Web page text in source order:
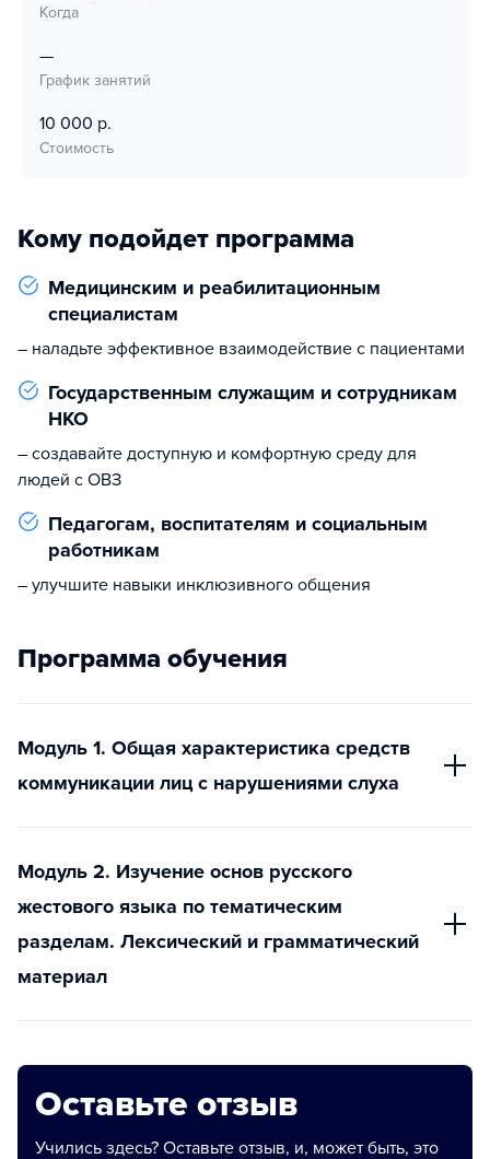
Когда
—
График занятий
10 000 р.
Стоимость
Кому подойдет программа
Медицинским и реабилитационным
специалистам
– наладьте эффективное взаимодействие с пациентами
Государственным служащим и сотрудникам
НКО
– создавайте доступную и комфортную среду для
людей с ОВЗ
Педагогам, воспитателям и социальным
работникам
– улучшите навыки инклюзивного общения
Программа обучения
Модуль 1. Общая характеристика средств
коммуникации лиц с нарушениями слуха
Модуль 2. Изучение основ русского
жестового языка по тематическим
разделам. Лексический и грамматический
материал
Оставьте отзыв
Учились здесь? Оставьте отзыв, и, может быть, это